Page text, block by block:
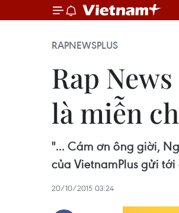
RAPNEWSPLUS
Rap
là miễn
"... Cám ơn ông giời,
của VietnamPlus gửi
20/10/2015 03:24